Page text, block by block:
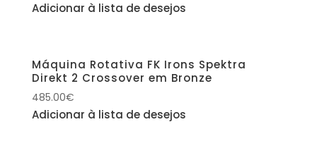
Adicionar à lista de desejos
Máquina Rotativa FK Irons Spektra
Direkt 2 Crossover em Bronze
485.00€
Adicionar à lista de desejos